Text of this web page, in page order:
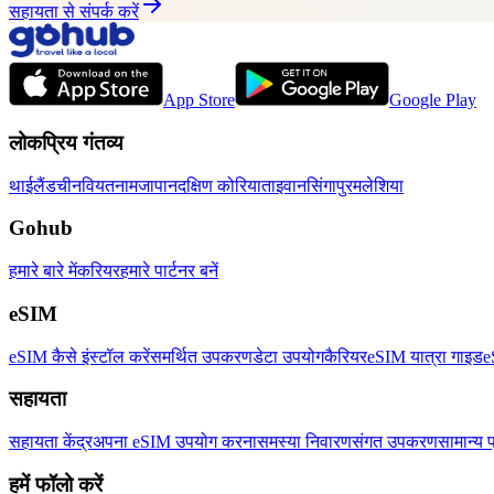
सहायता से संपर्क करें
App Store Google Play
लोकप्रिय गंतव्य
थाईलैंडचीनवियतनामजापानदक्षिण कोरियाताइवानसिंगापुरमलेशिया
Gohub
हमारे बारे मेंकरियरहमारे पार्टनर बनें
eSIM
eSIM कैसे इंस्टॉल करेंसमर्थित उपकरणडेटा उपयोगकैरियरeSIM यात्रा गाइड
सहायता
सहायता केंद्रअपना eSIM उपयोग करनासमस्या निवारणसंगत उपकरणसामान्य
हमें फॉलो करें